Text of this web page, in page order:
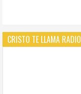
CRISTO TE LLAMA RADIO